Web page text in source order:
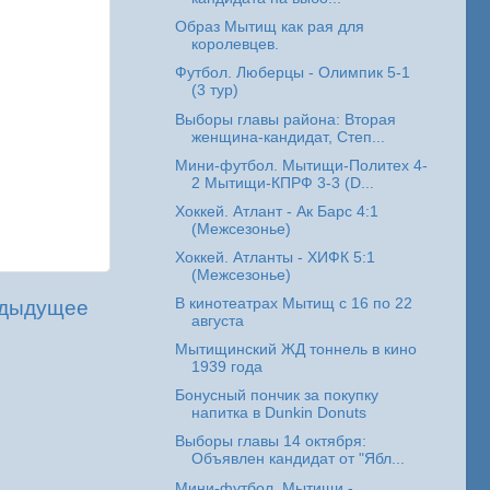
Образ Мытищ как рая для
королевцев.
Футбол. Люберцы - Олимпик 5-1
(3 тур)
Выборы главы района: Вторая
женщина-кандидат, Степ...
Мини-футбол. Мытищи-Политех 4-
2 Мытищи-КПРФ 3-3 (D...
Хоккей. Атлант - Ак Барс 4:1
(Межсезонье)
Хоккей. Атланты - ХИФК 5:1
(Межсезонье)
В кинотеатрах Мытищ с 16 по 22
августа
Мытищинский ЖД тоннель в кино
1939 года
Бонусный пончик за покупку
напитка в Dunkin Donuts
Выборы главы 14 октября:
Объявлен кандидат от "Ябл...